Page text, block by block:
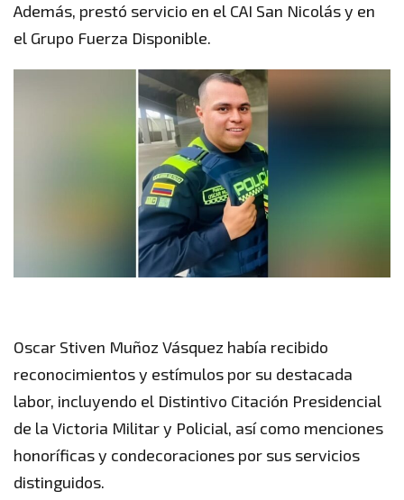
Además, prestó servicio en el CAI San Nicolás y en
el Grupo Fuerza Disponible.
Oscar Stiven Muñoz Vásquez había recibido
reconocimientos y estímulos por su destacada
labor, incluyendo el Distintivo Citación Presidencial
de la Victoria Militar y Policial, así como menciones
honoríficas y condecoraciones por sus servicios
distinguidos.